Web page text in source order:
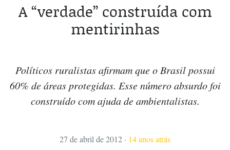
A “verdade” construída com
mentirinhas
Políticos ruralistas afirmam que o Brasil possui
60% de áreas protegidas. Esse número absurdo foi
construído com ajuda de ambientalistas.
27 de abril de 2012 · 14 anos atrás